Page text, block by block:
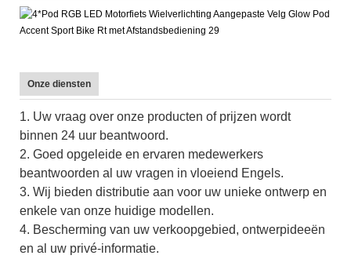
Onze diensten
1. Uw vraag over onze producten of prijzen wordt
binnen 24 uur beantwoord.
2. Goed opgeleide en ervaren medewerkers
beantwoorden al uw vragen in vloeiend Engels.
3. Wij bieden distributie aan voor uw unieke ontwerp en
enkele van onze huidige modellen.
4. Bescherming van uw verkoopgebied, ontwerpideeën
en al uw privé-informatie.